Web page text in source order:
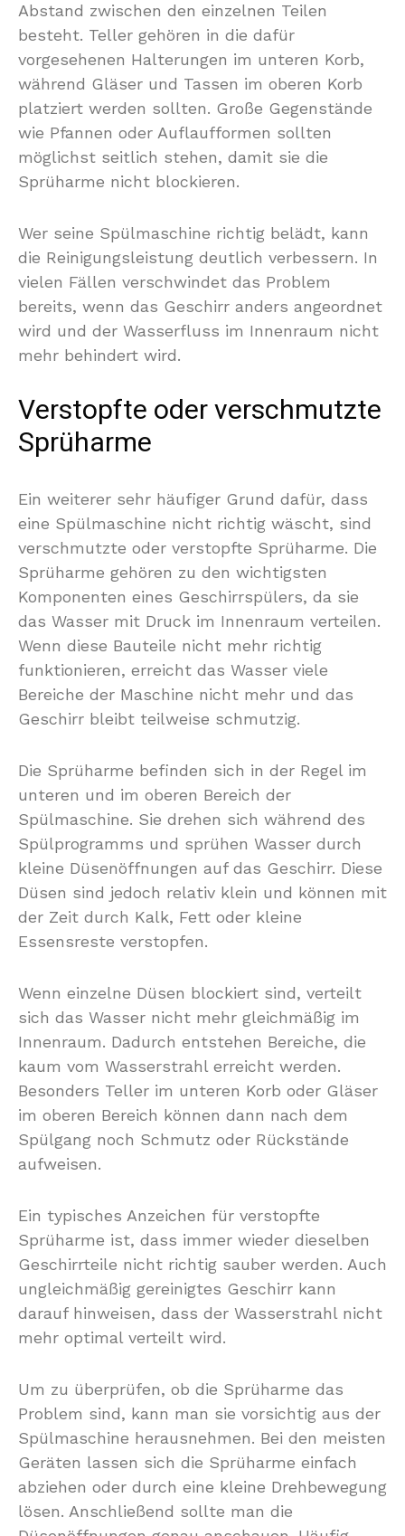
Abstand zwischen den einzelnen Teilen
besteht. Teller gehören in die dafür
vorgesehenen Halterungen im unteren Korb,
während Gläser und Tassen im oberen Korb
platziert werden sollten. Große Gegenstände
wie Pfannen oder Auflaufformen sollten
möglichst seitlich stehen, damit sie die
Sprüharme nicht blockieren.
Wer seine Spülmaschine richtig belädt, kann
die Reinigungsleistung deutlich verbessern. In
vielen Fällen verschwindet das Problem
bereits, wenn das Geschirr anders angeordnet
wird und der Wasserfluss im Innenraum nicht
mehr behindert wird.
Verstopfte oder verschmutzte
Sprüharme
Ein weiterer sehr häufiger Grund dafür, dass
eine Spülmaschine nicht richtig wäscht, sind
verschmutzte oder verstopfte Sprüharme. Die
Sprüharme gehören zu den wichtigsten
Komponenten eines Geschirrspülers, da sie
das Wasser mit Druck im Innenraum verteilen.
Wenn diese Bauteile nicht mehr richtig
funktionieren, erreicht das Wasser viele
Bereiche der Maschine nicht mehr und das
Geschirr bleibt teilweise schmutzig.
Die Sprüharme befinden sich in der Regel im
unteren und im oberen Bereich der
Spülmaschine. Sie drehen sich während des
Spülprogramms und sprühen Wasser durch
kleine Düsenöffnungen auf das Geschirr. Diese
Düsen sind jedoch relativ klein und können mit
der Zeit durch Kalk, Fett oder kleine
Essensreste verstopfen.
Wenn einzelne Düsen blockiert sind, verteilt
sich das Wasser nicht mehr gleichmäßig im
Innenraum. Dadurch entstehen Bereiche, die
kaum vom Wasserstrahl erreicht werden.
Besonders Teller im unteren Korb oder Gläser
im oberen Bereich können dann nach dem
Spülgang noch Schmutz oder Rückstände
aufweisen.
Ein typisches Anzeichen für verstopfte
Sprüharme ist, dass immer wieder dieselben
Geschirrteile nicht richtig sauber werden. Auch
ungleichmäßig gereinigtes Geschirr kann
darauf hinweisen, dass der Wasserstrahl nicht
mehr optimal verteilt wird.
Um zu überprüfen, ob die Sprüharme das
Problem sind, kann man sie vorsichtig aus der
Spülmaschine herausnehmen. Bei den meisten
Geräten lassen sich die Sprüharme einfach
abziehen oder durch eine kleine Drehbewegung
lösen. Anschließend sollte man die